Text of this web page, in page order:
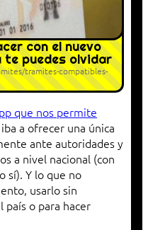
con el nuevo
te puedes olvidar
tramites-compatibles-
que nos permite
a ofrecer una única
ante autoridades y
a nivel nacional (con
sí). Y lo que no
usarlo sin
o para hacer